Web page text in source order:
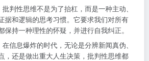
批判性思维不是为了抬杠，而是一种主动、
据和逻辑的思考习惯。它要求我们对所有
保持一种理性的怀疑，并进行自我纠正。
在信息爆炸的时代，无论是分辨新闻真伪、
，还是做出重大人生决策，批判性思维都